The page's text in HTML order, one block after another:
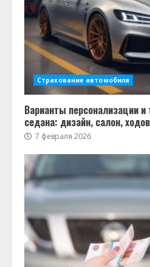
Страхование автомобиля
Варианты персонализации и
седана: дизайн, салон,
7 февраля 2026